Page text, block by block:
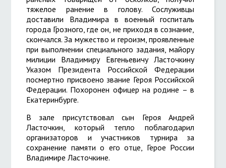
тяжелое ранение в голову. Сослуживцы
доставили Владимира в военный госпиталь
города Грозного, где он, не приходя в сознание,
скончался. За мужество и героизм, проявленные
при выполнении специального задания, майору
милиции Владимиру Евгеньевичу Ласточкину
Указом Президента Российской Федерации
посмертно присвоено звание Героя Российской
Федерации. Похоронен офицер на родине – в
Екатеринбурге.
В зале присутствовал сын Героя Андрей
Ласточкин, который тепло поблагодарил
организаторов и участников турнира за
сохранение памяти о его отце, Герое России
Владимире Ласточкине.